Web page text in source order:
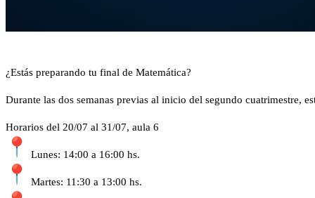
¿Estás preparando tu final de Matemática?
Durante las dos semanas previas al inicio del segundo cuatrimestre,
Horarios del 20/07 al 31/07, aula 6
Lunes: 14:00 a 16:00 hs.
Martes: 11:30 a 13:00 hs.